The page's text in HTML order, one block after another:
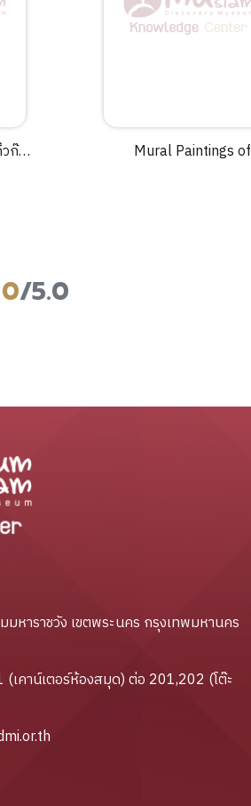
ก๊าว
Mural Paintings of
0/5.0
หาราชวัง เขตพระนคร กรุงเทพมหานคร
คาน์เตอร์ห้องสมุด) ต่อ 201,202 (โต๊ะ